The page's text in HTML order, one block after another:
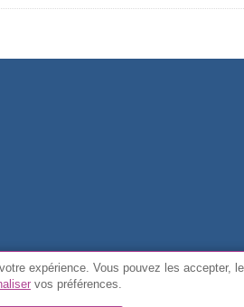
de3889 avis vérifiés des clients
réservés FunToCome
expérience. Vous pouvez les accepter,
vos préférences.